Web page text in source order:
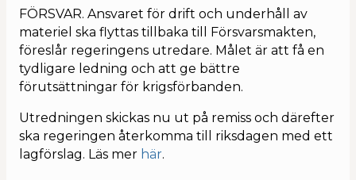
Om SME-D
Styrelsen
Kalendarium
FÖRSVAR. Ansvaret för drift och underhåll av
materiel ska flyttas tillbaka till Försvarsmakten,
föreslår regeringens utredare. Målet är att få en
tydligare ledning och att ge bättre
förutsättningar för krigsförbanden.
Utredningen skickas nu ut på remiss och därefter
ska regeringen återkomma till riksdagen med ett
lagförslag. Läs mer här.